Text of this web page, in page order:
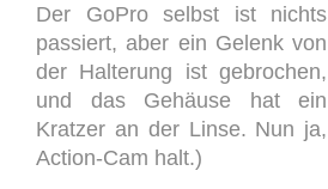
Der GoPro selbst ist nichts
passiert, aber ein Gelenk von
der Halterung ist gebrochen,
und das Gehäuse hat ein
Kratzer an der Linse. Nun ja,
Action-Cam halt.)